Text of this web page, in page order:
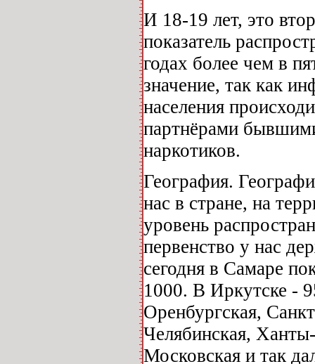
И 18-19 лет, это
показатель
годах более чем в
значение, так как
населения
партнёрами
наркотиков.
География.
нас в стране, на
уровень
первенство у нас
сегодня в Самаре
1000. В Иркутске -
Оренбургская,
Челябинская,
Московская и так